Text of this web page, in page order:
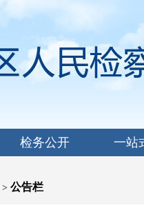
检务公开 一站
> 公告栏